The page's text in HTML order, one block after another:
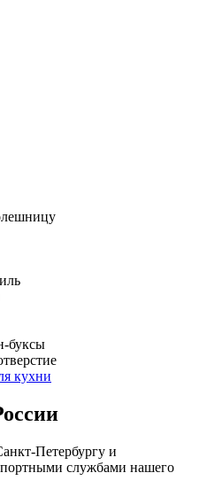
буксы
кухни
Петербургу и
службами нашего